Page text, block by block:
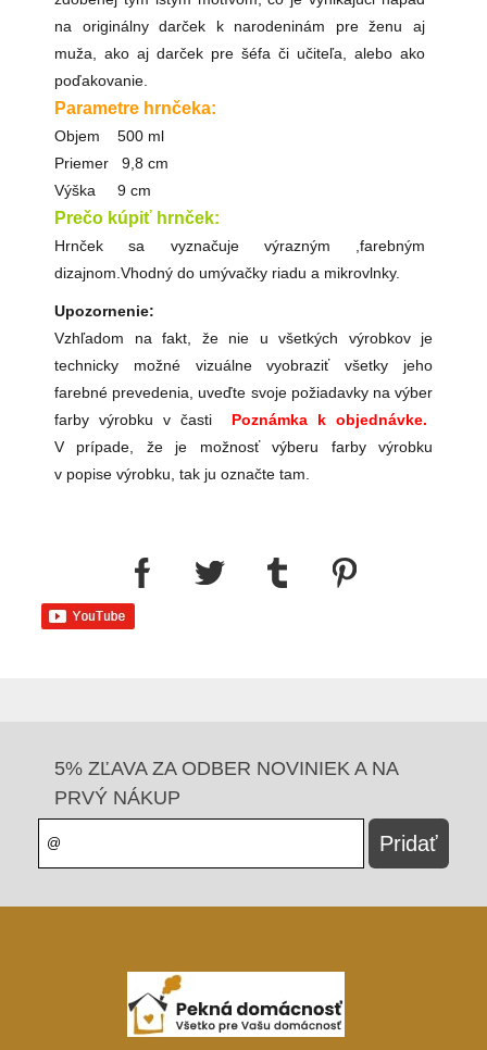
na originálny darček k narodeninám pre ženu aj
muža, ako aj darček pre šéfa či učiteľa, alebo ako
poďakovanie.
Parametre hrnčeka:
Objem 500 ml
Priemer 9,8 cm
Výška 9 cm
Prečo kúpiť hrnček:
Hrnček sa vyznačuje výrazným ,farebným
dizajnom.Vhodný do umývačky riadu a mikrovlnky.
Upozornenie:
Vzhľadom na fakt, že nie u všetkých výrobkov je
technicky možné vizuálne vyobraziť všetky jeho
farebné prevedenia, uveďte svoje požiadavky na výber
farby výrobku v časti Poznámka k objednávke.
V prípade, že je možnosť výberu farby výrobku
v popise výrobku, tak ju označte tam.
5% ZĽAVA ZA ODBER NOVINIEK A NA
PRVÝ NÁKUP